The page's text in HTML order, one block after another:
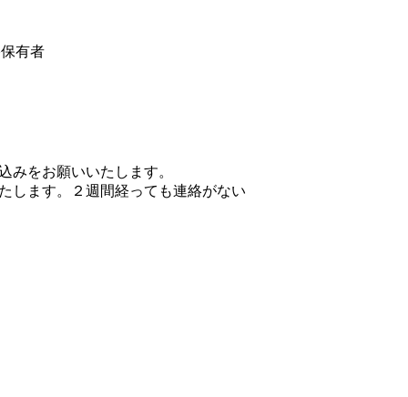
有者
をお願いいたします。
します。２週間経っても連絡がない